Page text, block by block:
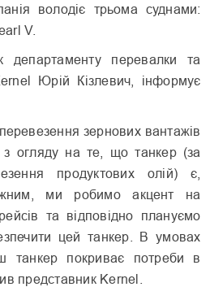
володіє трьома суднами:
V.
департаменту перевалки та
Юрій Кізлевич, інформує
зернових вантажів
з огляду на те, що танкер (за
продуктових олій) є,
ми робимо акцент на
та відповідно плануємо
цей танкер. В умовах
танкер покриває потреби в
представник Kernel.